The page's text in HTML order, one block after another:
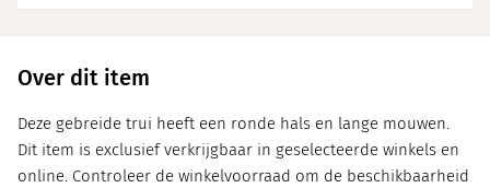
Over dit item
Deze gebreide trui heeft een ronde hals en lange mouwen.
Dit item is exclusief verkrijgbaar in geselecteerde winkels en
online. Controleer de winkelvoorraad om de beschikbaarheid